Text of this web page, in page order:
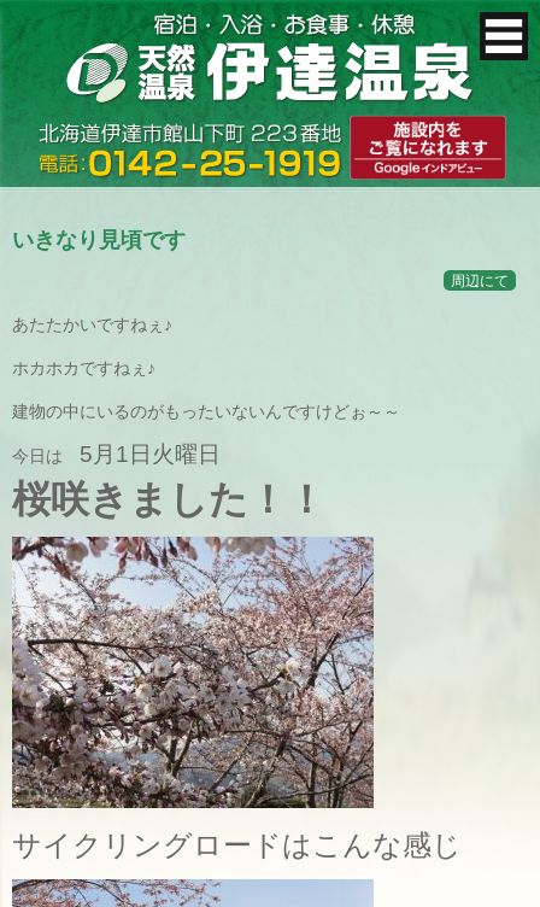
いきなり見頃です
周辺にて
あたたかいですねぇ♪
ホカホカですねぇ♪
建物の中にいるのがもったいないんですけどぉ～～
今日は 5月1日火曜日
桜咲きました！！
サイクリングロードはこんな感じ